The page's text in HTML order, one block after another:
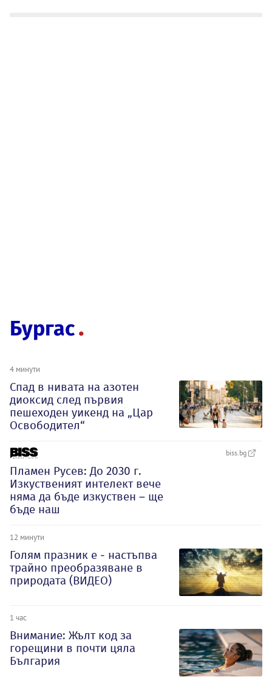
Бургас
4 минути
Спад в нивата на азотен
диоксид след първия
пешеходен уикенд на „Цар
Освободител“
biss.bg
Пламен Русев: До 2030 г.
Изкуственият интелект вече
няма да бъде изкуствен – ще
бъде наш
12 минути
Голям празник е - настъпва
трайно преобразяване в
природата (ВИДЕО)
1 час
Внимание: Жълт код за
горещини в почти цяла
България